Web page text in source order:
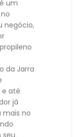
um
negócio,
da Jarra
e até
já
mais no